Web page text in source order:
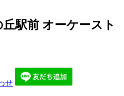
丘駅前 オーケースト
せ